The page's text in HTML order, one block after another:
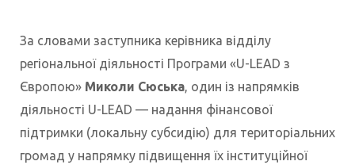
За словами заступника керівника відділу
регіональної діяльності Програми «U-LEAD з
Європою» Миколи Сюська, один із напрямків
діяльності U-LEAD — надання фінансової
підтримки (локальну субсидію) для територіальних
громад у напрямку підвищення їх інституційної